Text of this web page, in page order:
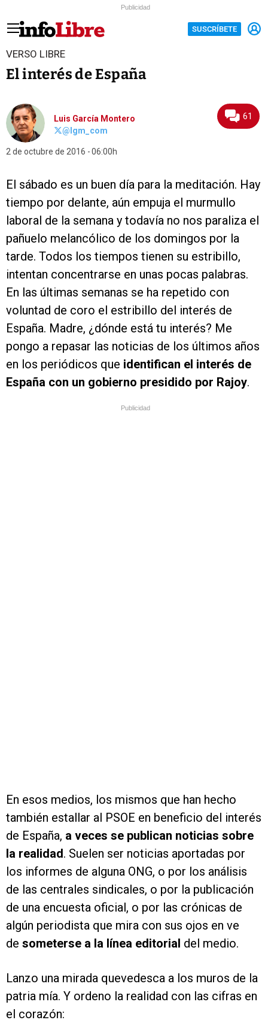
Publicidad
SUSCRÍBETE
VERSO LIBRE
El interés de España
Luis García Montero
@lgm_com
2 de octubre de 2016 06:00h
61
El sábado es un buen día para la meditación. Hay
tiempo por delante, aún empuja el murmullo
laboral de la semana y todavía no nos paraliza el
pañuelo melancólico de los domingos por la
tarde. Todos los tiempos tienen su estribillo,
intentan concentrarse en unas pocas palabras.
En las últimas semanas se ha repetido con
voluntad de coro el estribillo del interés de
España. Madre, ¿dónde está tu interés? Me
pongo a repasar las noticias de los últimos años
en los periódicos que identifican el interés de
España con un gobierno presidido por Rajoy.
Publicidad
En esos medios, los mismos que han hecho
también estallar al PSOE en beneficio del interés
de España, a veces se publican noticias sobre
la realidad. Suelen ser noticias aportadas por
los informes de alguna ONG, o por los análisis
de las centrales sindicales, o por la publicación
de una encuesta oficial, o por las crónicas de
algún periodista que mira con sus ojos en ve
de someterse a la línea editorial del medio.
Lanzo una mirada quevedesca a los muros de la
patria mía. Y ordeno la realidad con las cifras en
el corazón: